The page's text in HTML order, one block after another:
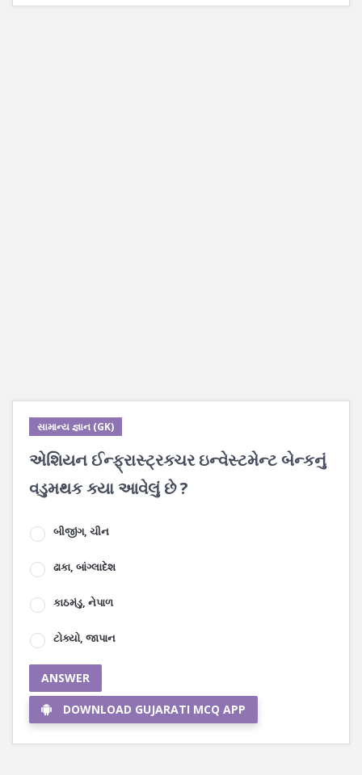
સામાન્ય જ્ઞાન (GK)
એશિયન ઈન્ફ્રાસ્ટ્રક્ચર ઇન્વેસ્ટમેન્ટ બેન્કનું
વડુમથક ક્યા આવેલું છે ?
બીજીંગ, ચીન
ઢાકા, બાંગ્લાદેશ
કાઠમંડુ, નેપાળ
ટોક્યો, જાપાન
ANSWER
DOWNLOAD GUJARATI MCQ APP